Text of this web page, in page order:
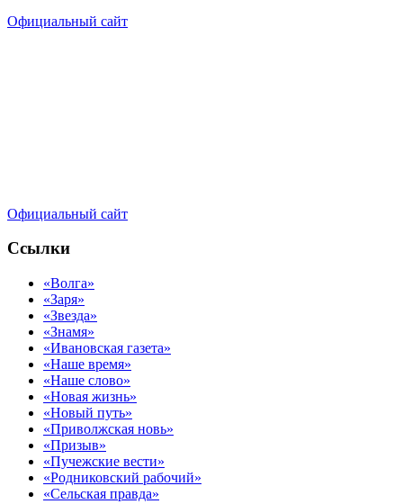
Официальный сайт
Официальный сайт
Ссылки
«Волга»
«Заря»
«Звезда»
«Знамя»
«Ивановская газета»
«Наше время»
«Наше слово»
«Новая жизнь»
«Новый путь»
«Приволжская новь»
«Призыв»
«Пучежские вести»
«Родниковский рабочий»
«Сельская правда»